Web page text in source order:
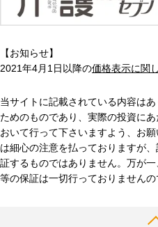
【お知らせ】
2021年4月1日以降の価格表示に関
当サイトに記載されている内容は
ためのものであり、実際の投資に
おいて行って下さいますよう、お
は細心の注意を払っておりますが
証するものではありません。万が
等の保証は一切行っておりませんの